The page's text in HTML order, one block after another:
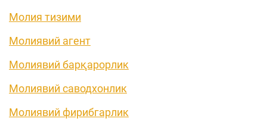
Молия тизими
Молиявий агент
Молиявий барқарорлик
Молиявий саводхонлик
Молиявий фирибгарлик